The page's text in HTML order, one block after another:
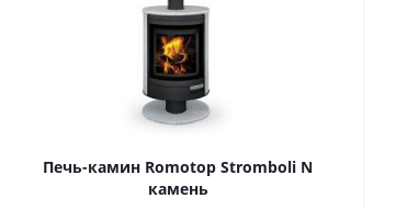
Печь-камин Romotop Stromboli N
камень